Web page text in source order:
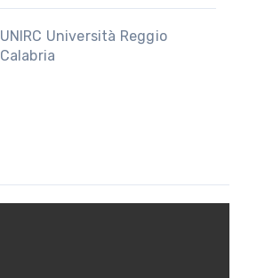
UNIRC Università Reggio
Calabria